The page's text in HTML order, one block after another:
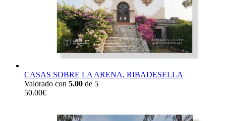
CASAS SOBRE LA ARENA, RIBADESELLA
Valorado con 5.00 de 5
50.00€